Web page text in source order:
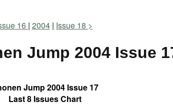
16 2004 Issue 18
Jump 2004 Issue
Jump 2004 Issue 17
Last 8 Issues Chart